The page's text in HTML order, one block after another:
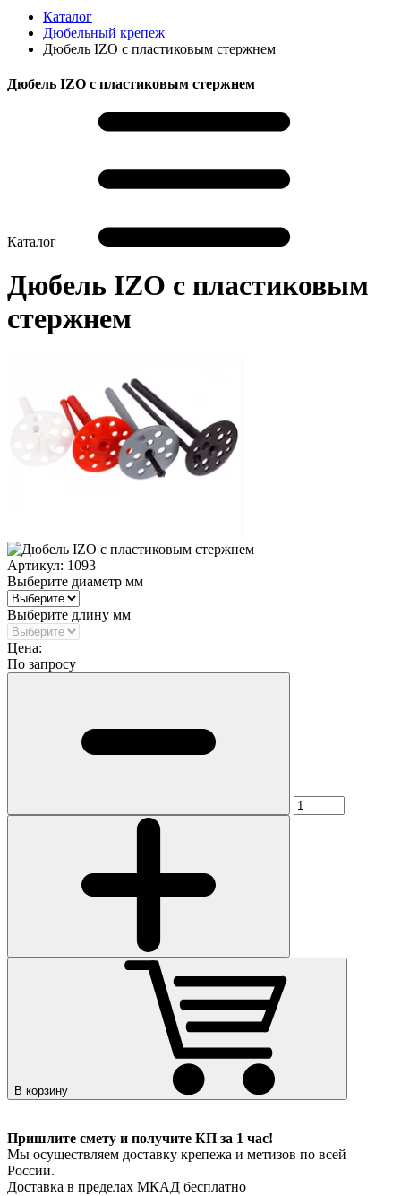
Каталог
Дюбельный крепеж
Дюбель IZO с пластиковым стержнем
Дюбель IZO с пластиковым стержнем
Каталог
Дюбель IZO с пластиковым
стержнем
Артикул: 1093
Выберите диаметр мм
Выберите длину мм
Цена:
По запросу
В корзину
Пришлите смету и получите КП за 1 час!
Мы осуществляем доставку крепежа и метизов по всей
России.
Доставка в пределах МКАД бесплатно